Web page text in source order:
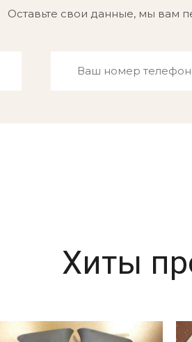
Оставьте свои данные, мы вам
Хиты